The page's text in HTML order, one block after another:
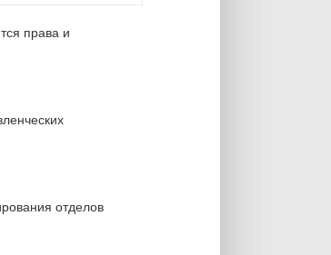
права и
отделов